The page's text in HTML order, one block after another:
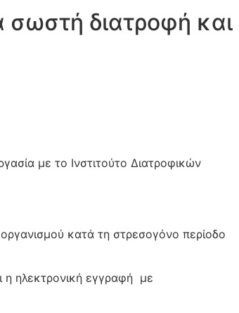
σωστή διατροφή και
με το Ινστιτούτο Διατροφικών
κατά τη στρεσογόνο περίοδο
η ηλεκτρονική εγγραφή με